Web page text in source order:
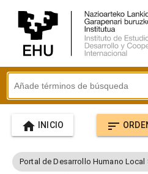
home INICIO sort
Portal de Desarrollo Humano